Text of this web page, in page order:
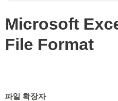
Microsoft
File Format
파일 확장자